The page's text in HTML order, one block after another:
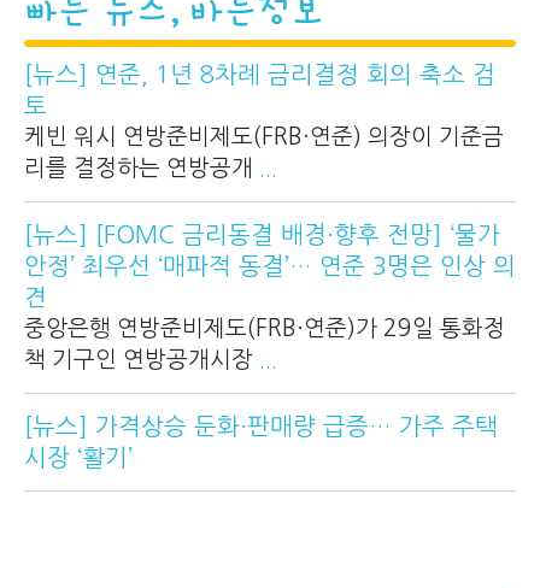
빠른 뉴스, 바른정보
[뉴스] 연준, 1년 8차례 금리결정 회의 축소 검
토
케빈 워시 연방준비제도(FRB·연준) 의장이 기준금
리를 결정하는 연방공개
[뉴스] [FOMC 금리동결 배경·향후 전망] ‘물가
안정’ 최우선 ‘매파적 동결’… 연준 3명은 인상 의
견
중앙은행 연방준비제도(FRB·연준)가 29일 통화정
책 기구인 연방공개시장
[뉴스] 가격상승 둔화·판매량 급증… 가주 주택
시장 ‘활기’